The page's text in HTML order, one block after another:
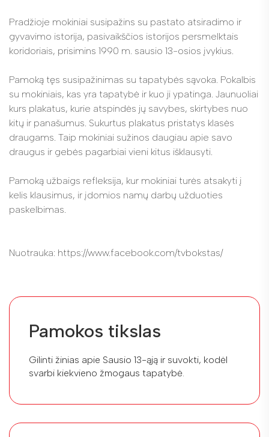
Pradžioje mokiniai susipažins su pastato atsiradimo ir
gyvavimo istorija, pasivaikščios istorijos persmelktais
koridoriais, prisimins 1990 m. sausio 13-osios įvykius.
Pamoką tęs susipažinimas su tapatybės sąvoka. Pokalbis
su mokiniais, kas yra tapatybė ir kuo ji ypatinga. Jaunuoliai
kurs plakatus, kurie atspindės jų savybes, skirtybes nuo
kitų ir panašumus. Sukurtus plakatus pristatys klasės
draugams. Taip mokiniai sužinos daugiau apie savo
draugus ir gebės pagarbiai vieni kitus išklausyti.
Pamoką užbaigs refleksija, kur mokiniai turės atsakyti į
kelis klausimus, ir įdomios namų darbų užduoties
paskelbimas.
Nuotrauka: https://www.facebook.com/tvbokstas/
Pamokos tikslas
Gilinti žinias apie Sausio 13-ąją ir suvokti, kodėl
svarbi kiekvieno žmogaus tapatybė.